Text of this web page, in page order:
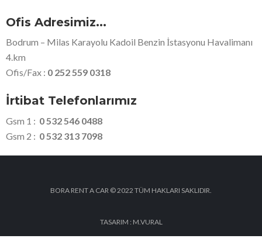
Ofis Adresimiz...
Bodrum – Milas Karayolu Kadoil Benzin İstasyonu Havalimanı
4.km
Ofis/Fax : 0 252 559 0318
İrtibat Telefonlarımız
Gsm 1 : 0 532 546 0488
Gsm 2 : 0 532 313 7098
BORA RENT A CAR © 2022 TÜM HAKLARI SAKLIDIR.
TASARIM : M.VURAL